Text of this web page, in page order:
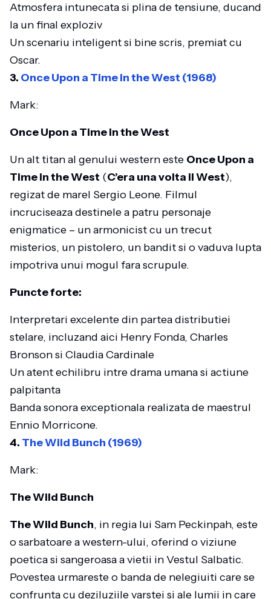
Atmosfera intunecata si plina de tensiune, ducand
la un final exploziv
Un scenariu inteligent si bine scris, premiat cu
Oscar.
3. Once Upon a Time in the West (1968)
Mark:
Once Upon a Time in the West
Un alt titan al genului western este Once Upon a
Time in the West (C’era una volta il West),
regizat de marel Sergio Leone. Filmul
incruciseaza destinele a patru personaje
enigmatice – un armonicist cu un trecut
misterios, un pistolero, un bandit si o vaduva lupta
impotriva unui mogul fara scrupule.
Puncte forte:
Interpretari excelente din partea distributiei
stelare, incluzand aici Henry Fonda, Charles
Bronson si Claudia Cardinale
Un atent echilibru intre drama umana si actiune
palpitanta
Banda sonora exceptionala realizata de maestrul
Ennio Morricone.
4. The Wild Bunch (1969)
Mark:
The Wild Bunch
The Wild Bunch, in regia lui Sam Peckinpah, este
o sarbatoare a western-ului, oferind o viziune
poetica si sangeroasa a vietii in Vestul Salbatic.
Povestea urmareste o banda de nelegiuiti care se
confrunta cu deziluziile varstei si ale lumii in care